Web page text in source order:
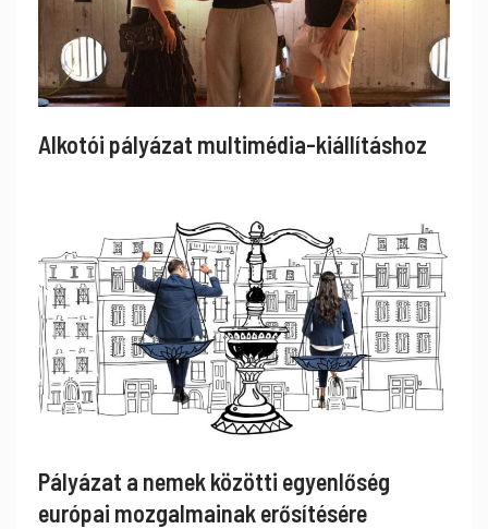
Alkotói pályázat multimédia-kiállításhoz
Pályázat a nemek közötti egyenlőség
európai mozgalmainak erősítésére